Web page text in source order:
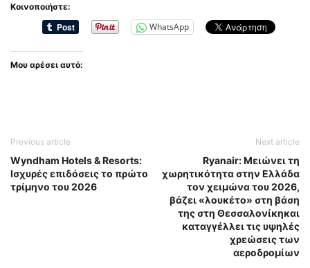
Κοινοποιήστε:
WhatsApp
Μου αρέσει αυτό:
Previous article
Wyndham Hotels & Resorts:
Ισχυρές επιδόσεις το πρώτο
τρίμηνο του 2026
Next article
Ryanair: Μειώνει τη
χωρητικότητα στην Ελλάδα
τον χειμώνα του 2026,
βάζει «λουκέτο» στη βάση
της στη Θεσσαλονίκηκαι
καταγγέλλει τις υψηλές
χρεώσεις των
αεροδρομίων